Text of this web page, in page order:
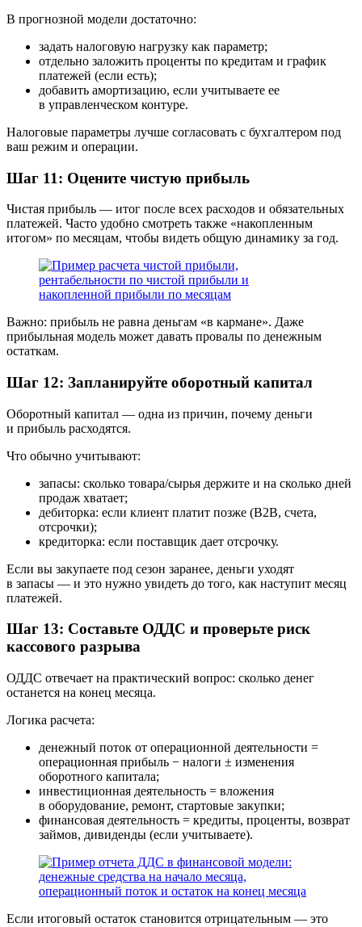
В прогнозной модели достаточно:
задать налоговую нагрузку как параметр;
отдельно заложить проценты по кредитам и график
платежей (если есть);
добавить амортизацию, если учитываете ее
в управленческом контуре.
Налоговые параметры лучше согласовать с бухгалтером под
ваш режим и операции.
Шаг 11: Оцените чистую прибыль
Чистая прибыль — итог после всех расходов и обязательных
платежей. Часто удобно смотреть также «накопленным
итогом» по месяцам, чтобы видеть общую динамику за год.
Важно: прибыль не равна деньгам «в кармане». Даже
прибыльная модель может давать провалы по денежным
остаткам.
Шаг 12: Запланируйте оборотный капитал
Оборотный капитал — одна из причин, почему деньги
и прибыль расходятся.
Что обычно учитывают:
запасы: сколько товара/сырья держите и на сколько дней
продаж хватает;
дебиторка: если клиент платит позже (B2B, счета,
отсрочки);
кредиторка: если поставщик дает отсрочку.
Если вы закупаете под сезон заранее, деньги уходят
в запасы — и это нужно увидеть до того, как наступит месяц
платежей.
Шаг 13: Составьте ОДДС и проверьте риск
кассового разрыва
ОДДС отвечает на практический вопрос: сколько денег
останется на конец месяца.
Логика расчета:
денежный поток от операционной деятельности =
операционная прибыль − налоги ± изменения
оборотного капитала;
инвестиционная деятельность = вложения
в оборудование, ремонт, стартовые закупки;
финансовая деятельность = кредиты, проценты, возврат
займов, дивиденды (если учитываете).
Если итоговый остаток становится отрицательным — это